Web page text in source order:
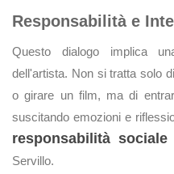
Responsabilità e
Questo dialogo implica
dell'artista. Non si tratta solo
o girare un film, ma di
suscitando emozioni e
responsabilità sociale
Servillo.